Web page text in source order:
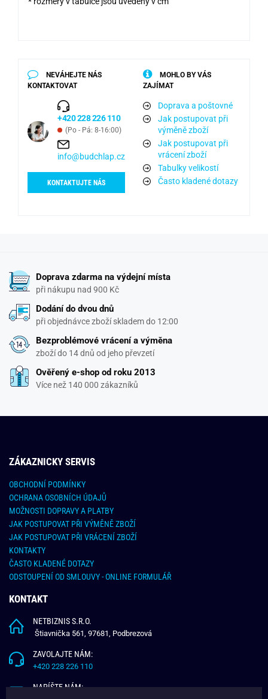
NEVÁHEJTE NÁS
KONTAKTOVAT
+420 228 226 110
(Po - Pá: 8-16:00)
info@budchlap.cz
KONTAKTUJTE NÁS
MOHLO BY VÁS
ZAJÍMAT
Doprava a poštovné
Jak postupovat při
výměně zboží
Jak postupovat při
vrácení zboží
Tabulky velikostí
Často kladené dotazy
Doprava zdarma na výdejní místa
při nákupu nad 900 Kč
Dodání do dvou dnů
při objednávce zboží skladem do 12:00
Bezproblémové vrácení a výměna
zboží do 14 dnů od jeho převzetí
Ověřený e-shop od roku 2013
Více než 140 000 zákazníků
ZÁKAZNICKY SERVIS
OBCHODNÍ PODMÍNKY
OCHRANA OSOBNÍCH ÚDAJŮ
MOŽNOSTI DOPRAVY A PLATBY
JAK POSTUPOVAT PŘI VÝMĚNĚ ZBOŽÍ
JAK POSTUPOVAT PŘI VRÁCENÍ ZBOŽÍ
KONTAKTY
ČASTO KLADENÉ DOTAZY
ODSTOUPENÍ OD SMLOUVY - ONLINE FORMULÁŘ
KONTAKT
NETBIZNIS S.R.O.
Štiavnička 561, 97681, Podbrezová
ZAVOLAJTE NÁM:
+420 228 226 110
NAPÍŠTE NÁM: